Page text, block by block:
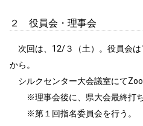
２ 役員会・理事会
次回は、12/３（土）。役員会
から。
シルクセンター大会議室にて
※理事会後に、県大会最終打ち
※第１回指名委員会を行う。